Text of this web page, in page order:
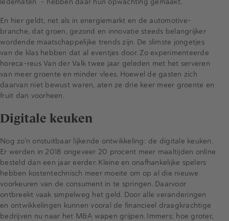
En hier geldt, net als in energiemarkt en de automotive-
branche, dat groen, gezond en innovatie steeds belangrijker
wordende maatschappelijke trends zijn. De slimste jongetjes
van de klas hebben dat al eventjes door. Zo experimenteerde
horeca-reus Van der Valk twee jaar geleden met het serveren
van meer groente en minder vlees. Hoewel de gasten zich
daarvan niet bewust waren, aten ze drie keer meer groente en
fruit dan voorheen.
Digitale keuken
Nog zo’n onstuitbaar lijkende ontwikkeling: de digitale keuken.
Er werden in 2018 ongeveer 20 procent meer maaltijden online
besteld dan een jaar eerder. Kleine en onafhankelijke spelers
hebben kostentechnisch meer moeite om op al die nieuwe
voorkeuren van de consument in te springen. Daarvoor
ontbreekt vaak simpelweg het geld. Door alle veranderingen
en ontwikkelingen kunnen vooral de financieel draagkrachtige
bedrijven nu naar het M&A wapen grijpen. Immers; hoe groter,